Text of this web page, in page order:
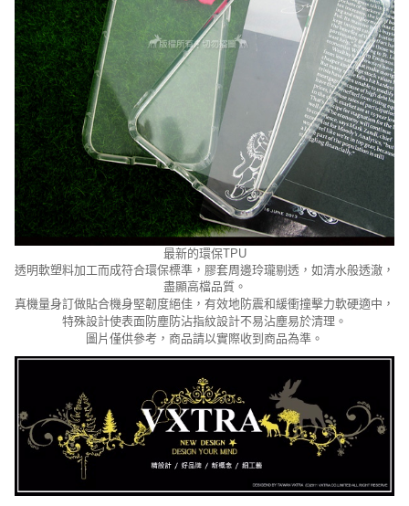
最新的環保TPU
透明軟塑料加工而成符合環保標準，膠套周邊玲瓏剔透，如清水般透澈，
盡顯高檔品質。
真機量身訂做貼合機身堅韌度絕佳，有效地防震和緩衝撞擊力軟硬適中，
特殊設計使表面防塵防沾指紋設計不易沾塵易於清理。
圖片僅供參考，商品請以實際收到商品為準。